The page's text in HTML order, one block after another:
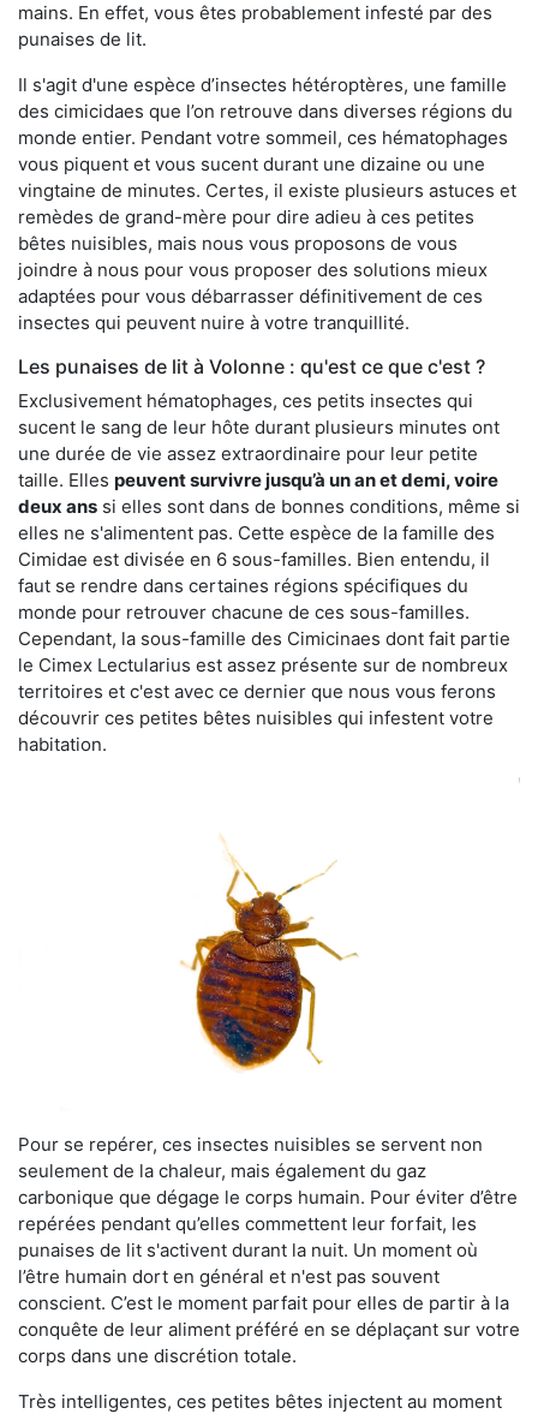
mains. En effet, vous êtes probablement infesté par des
punaises de lit.
Il s'agit d'une espèce d’insectes hétéroptères, une famille
des cimicidaes que l’on retrouve dans diverses régions du
monde entier. Pendant votre sommeil, ces hématophages
vous piquent et vous sucent durant une dizaine ou une
vingtaine de minutes. Certes, il existe plusieurs astuces et
remèdes de grand-mère pour dire adieu à ces petites
bêtes nuisibles, mais nous vous proposons de vous
joindre à nous pour vous proposer des solutions mieux
adaptées pour vous débarrasser définitivement de ces
insectes qui peuvent nuire à votre tranquillité.
Les punaises de lit à Volonne : qu'est ce que c'est ?
Exclusivement hématophages, ces petits insectes qui
sucent le sang de leur hôte durant plusieurs minutes ont
une durée de vie assez extraordinaire pour leur petite
taille. Elles peuvent survivre jusqu’à un an et demi, voire
deux ans si elles sont dans de bonnes conditions, même si
elles ne s'alimentent pas. Cette espèce de la famille des
Cimidae est divisée en 6 sous-familles. Bien entendu, il
faut se rendre dans certaines régions spécifiques du
monde pour retrouver chacune de ces sous-familles.
Cependant, la sous-famille des Cimicinaes dont fait partie
le Cimex Lectularius est assez présente sur de nombreux
territoires et c'est avec ce dernier que nous vous ferons
découvrir ces petites bêtes nuisibles qui infestent votre
habitation.
Pour se repérer, ces insectes nuisibles se servent non
seulement de la chaleur, mais également du gaz
carbonique que dégage le corps humain. Pour éviter d’être
repérées pendant qu’elles commettent leur forfait, les
punaises de lit s'activent durant la nuit. Un moment où
l’être humain dort en général et n'est pas souvent
conscient. C’est le moment parfait pour elles de partir à la
conquête de leur aliment préféré en se déplaçant sur votre
corps dans une discrétion totale.
Très intelligentes, ces petites bêtes injectent au moment